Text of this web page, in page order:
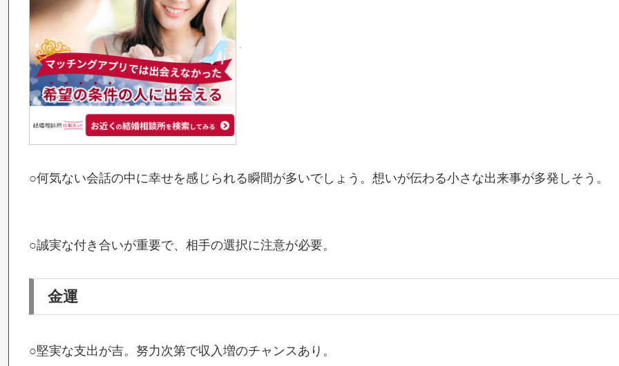
○何気ない会話の中に幸せを感じられる瞬間が多いでしょう。想いが伝わる小さな出来事が多発しそう。
○誠実な付き合いが重要で、相手の選択に注意が必要。
金運
○堅実な支出が吉。努力次第で収入増のチャンスあり。